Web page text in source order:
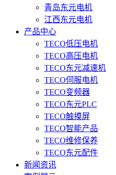
青岛东元电机
江西东元电机
产品中心
TECO低压电机
TECO高压电机
TECO东元减速机
TECO伺服电机
TECO变频器
TECO东元PLC
TECO触摸屏
TECO智能产品
TECO维修保养
TECO东元配件
新闻资讯